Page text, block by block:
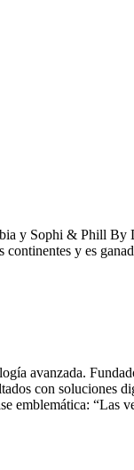
y Sophi & Phill By
y es
avanzada.
con soluciones
“Las